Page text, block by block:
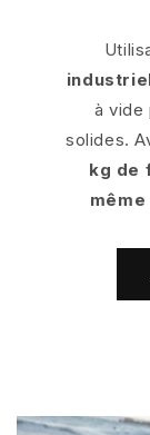
à vide
solides.
kg de